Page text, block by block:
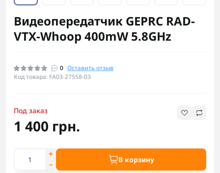
Видеопередатчик GEPRC RAD-
VTX-Whoop 400mW 5.8GHz
0 Оставить отзыв
Код товара: FA03-27558-03
Под заказ
1 400 грн.
В корзину